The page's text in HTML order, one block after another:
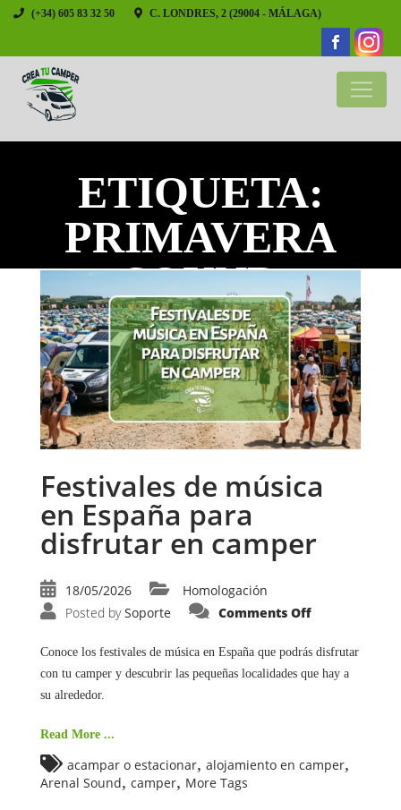
(+34) 605 83 32 50 C. LONDRES, 2 (29004 - MÁLAGA)
ETIQUETA:
PRIMAVERA
SOUND
Festivales de música
en España para
disfrutar en camper
18/05/2026
Homologación
Posted by Soporte Comments Offon
música
en
España
para
Conoce los festivales de música en España que podrás disfrutar
con tu camper y descubrir las pequeñas localidades que hay a
su alrededor.
Read More ...
acampar o estacionar alojamiento en camper
Arenal Sound camper More Tags